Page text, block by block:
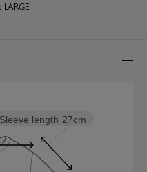
Sleeve length 27cm